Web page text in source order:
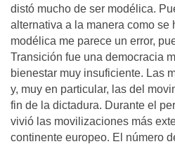
distó mucho de ser modélica.
alternativa a la manera como se
modélica me parece un error,
Transición fue una democracia
bienestar muy insuficiente. Las
y, muy en particular, las del
fin de la dictadura. Durante el
vivió las movilizaciones más
continente europeo. El número